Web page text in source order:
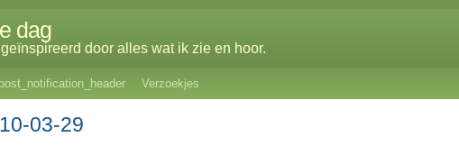
dag
door alles wat ik zie en hoor.
Verzoekjes
03-29